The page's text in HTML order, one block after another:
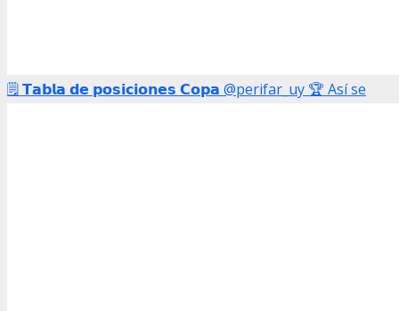
🗒️ 𝗧𝗮𝗯𝗹𝗮 𝗱𝗲 𝗽𝗼𝘀𝗶𝗰𝗶𝗼𝗻𝗲𝘀 𝗖𝗼𝗽𝗮 @perifar_uy 🏆 Así se